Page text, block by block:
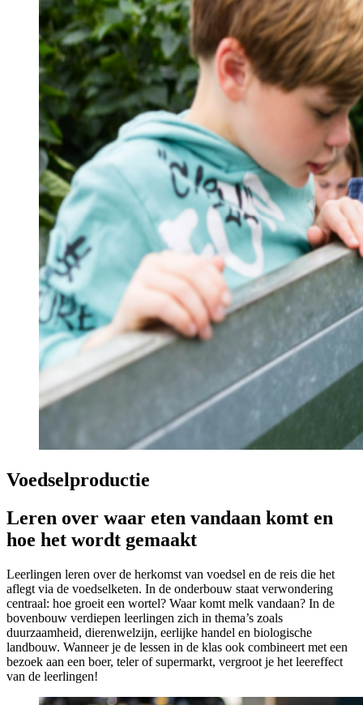
Voedselproductie
Leren over waar eten vandaan komt en
hoe het wordt gemaakt
Leerlingen leren over de herkomst van voedsel en de reis die het
aflegt via de voedselketen. In de onderbouw staat verwondering
centraal: hoe groeit een wortel? Waar komt melk vandaan? In de
bovenbouw verdiepen leerlingen zich in thema’s zoals
duurzaamheid, dierenwelzijn, eerlijke handel en biologische
landbouw. Wanneer je de lessen in de klas ook combineert met een
bezoek aan een boer, teler of supermarkt, vergroot je het leereffect
van de leerlingen!